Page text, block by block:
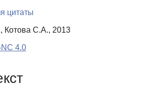
цитаты
С.А., 2013
4.0